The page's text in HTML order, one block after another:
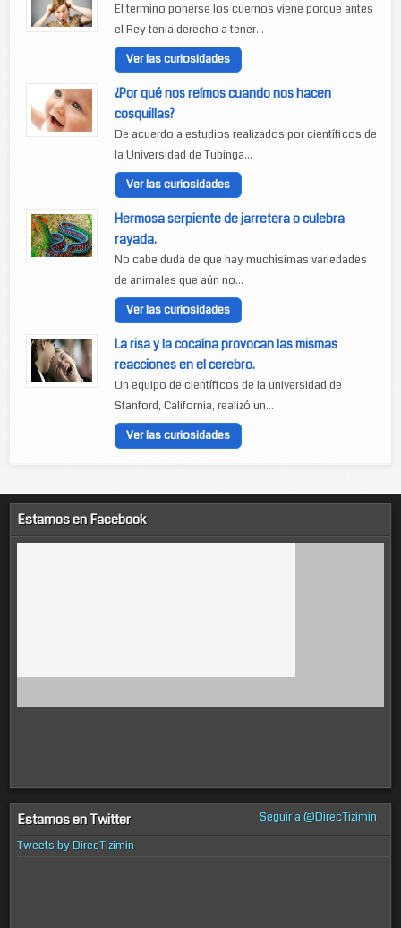
El termino ponerse los cuernos viene porque antes
el Rey tenia derecho a tener...
Ver las curiosidades
¿Por qué nos reímos cuando nos hacen
cosquillas?
De acuerdo a estudios realizados por científicos de
la Universidad de Tubinga...
Ver las curiosidades
Hermosa serpiente de jarretera o culebra
rayada.
No cabe duda de que hay muchísimas variedades
de animales que aún no...
Ver las curiosidades
La risa y la cocaína provocan las mismas
reacciones en el cerebro.
Un equipo de científicos de la universidad de
Stanford, California, realizó un...
Ver las curiosidades
Estamos en Facebook
Estamos en Twitter
Seguir a @DirecTizimin
Tweets by DirecTizimin